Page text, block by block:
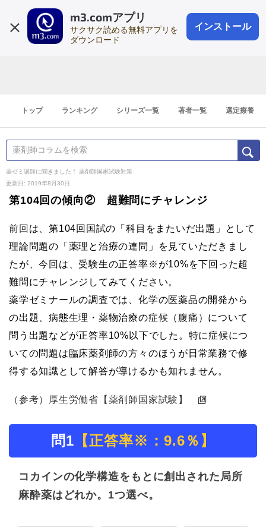
m3.comアプリ
サクサク読める無料アプリを
ダウンロード
インストール
会員登録
登録1分
トップ ランキング シリーズ一覧 著者一覧 選定療養
薬ゼミ講師に聞きました！ 薬剤師国家試験対策
更新日: 2019年8月30日
第104回の傾向② 超難問にチャレンジ
前回 は、第104回国試の「科目をまたいだ出題」として
理論問題の「薬理と治療の連問」を見ていただきまし
たが、今回は、受験生の正答率※が10%を下回った超
難問にチャレンジしてみてください。
薬学ゼミナールの調査では、化学の医薬品の開発から
の出題、病態生理・薬物治療の症候（腹痛）について
問う出題などが正答率10%以下でした。特に症候につ
いての問題は臨床薬剤師の方々のほうが日常業務で修
得する知識として解答が導けるかも知れません。
（参考）厚生労働省【薬剤師国家試験】
問1 【正答率※：9.6％】
コカインの化学構造をもとに創出された局所
麻酔薬はどれか。1つ選べ。